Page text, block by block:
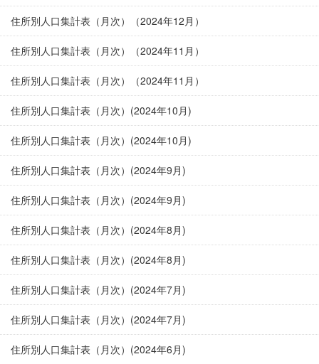
住所別人口集計表（月次）（2024年12月）
住所別人口集計表（月次）（2024年11月）
住所別人口集計表（月次）（2024年11月）
住所別人口集計表（月次）(2024年10月)
住所別人口集計表（月次）(2024年10月)
住所別人口集計表（月次）(2024年9月)
住所別人口集計表（月次）(2024年9月)
住所別人口集計表（月次）(2024年8月)
住所別人口集計表（月次）(2024年8月)
住所別人口集計表（月次）(2024年7月)
住所別人口集計表（月次）(2024年7月)
住所別人口集計表（月次）(2024年6月)